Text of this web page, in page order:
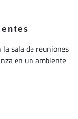
sala de reuniones
en un ambiente